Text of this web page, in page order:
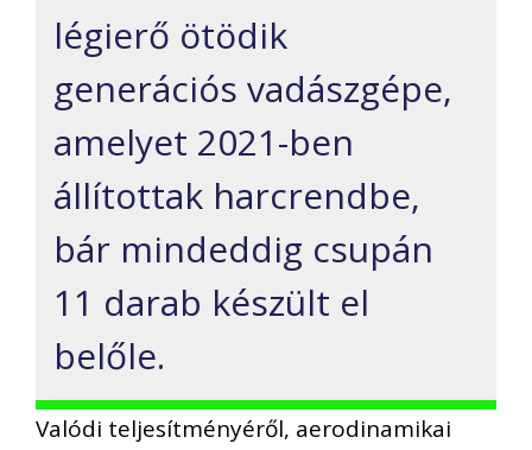
légierő ötödik
generációs vadászgépe,
amelyet 2021-ben
állítottak harcrendbe,
bár mindeddig csupán
11 darab készült el
belőle.
Valódi teljesítményéről, aerodinamikai